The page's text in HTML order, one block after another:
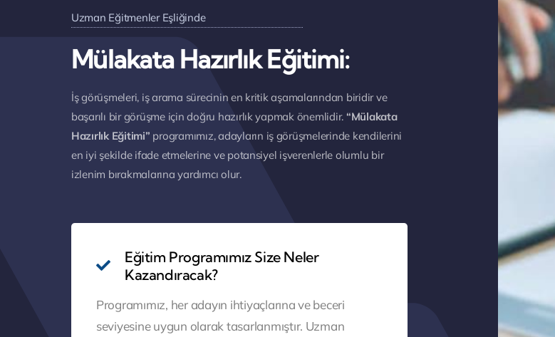
Uzman Eğitmenler Eşliğinde
Mülakata Hazırlık Eğitimi:
İş görüşmeleri, iş arama sürecinin en kritik aşamalarından biridir ve
başarılı bir görüşme için doğru hazırlık yapmak önemlidir. “Mülakata
Hazırlık Eğitimi” programımız, adayların iş görüşmelerinde kendilerini
en iyi şekilde ifade etmelerine ve potansiyel işverenlerle olumlu bir
izlenim bırakmalarına yardımcı olur.
Eğitim Programımız Size Neler
Kazandıracak?
Programımız, her adayın ihtiyaçlarına ve beceri
seviyesine uygun olarak tasarlanmıştır. Uzman